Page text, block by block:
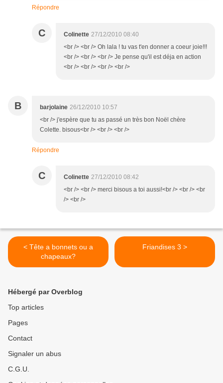
Répondre
C Colinette 27/12/2010 08:40
<br /> <br /> Oh lala ! tu vas t'en donner a coeur joie!!!
<br /> <br /> <br /> Je pense qu'il est déja en action
<br /> <br /> <br /> <br />
B barjolaine 26/12/2010 10:57
<br /> j'espère que tu as passé un très bon Noël chère
Colette. bisous<br /> <br /> <br />
Répondre
C Colinette 27/12/2010 08:42
<br /> <br /> merci bisous a toi aussi!<br /> <br /> <br
/> <br />
< Tête a bonnets ou a
chapeaux?
Friandises 3 >
Hébergé par Overblog
Top articles
Pages
Contact
Signaler un abus
C.G.U.